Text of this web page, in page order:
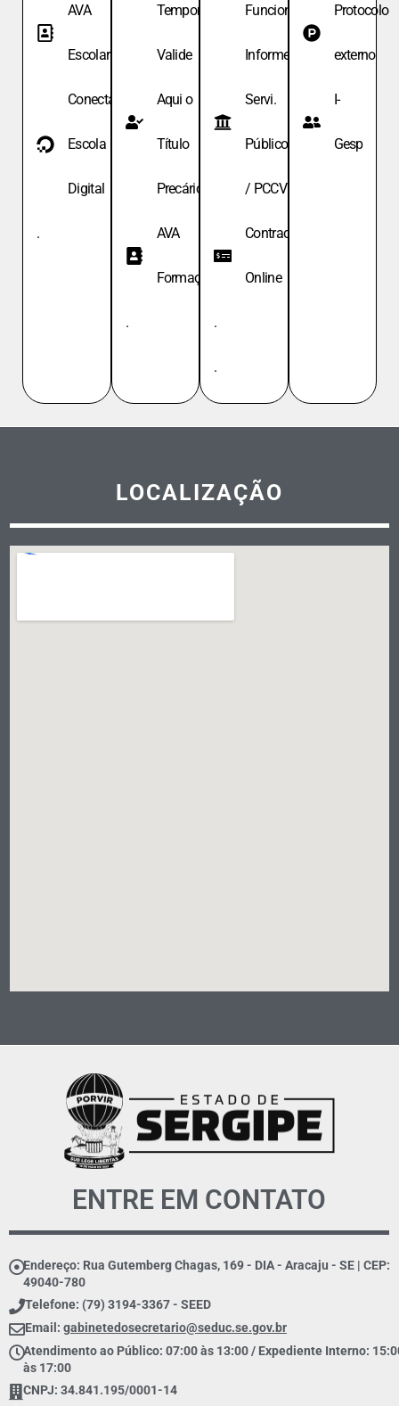
AVA
Escolar
Conecta
Escola
Digital
.
Temporária
Valide
Aqui o
Título
Precário
AVA
Formação
.
Funcionário
Informe
Servi.
Públicos
/ PCCV
Contracheque
Online
.
.
Protocolo
externo
I-
Gesp
LOCALIZAÇÃO
ENTRE EM CONTATO
Endereço: Rua Gutemberg Chagas, 169 - DIA - Aracaju - SE | CEP:
49040-780
Telefone: (79) 3194-3367 - SEED
Email: gabinetedosecretario@seduc.se.gov.br
Atendimento ao Público: 07:00 às 13:00 / Expediente Interno:
às 17:00
CNPJ: 34.841.195/0001-14